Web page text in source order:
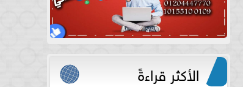
الأكثر قراءةً